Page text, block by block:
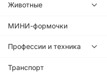
Животные
МИНИ-формочки
Профессии и техника
Транспорт